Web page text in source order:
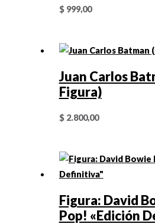
$999,00
Juan Carlos
Figura)
$2.800,00
Figura: David
Pop! «Edición